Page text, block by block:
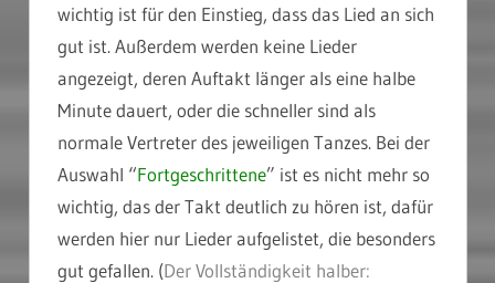
wichtig ist für den Einstieg, dass das Lied an sich
gut ist. Außerdem werden keine Lieder
angezeigt, deren Auftakt länger als eine halbe
Minute dauert, oder die schneller sind als
normale Vertreter des jeweiligen Tanzes. Bei der
Auswahl “Fortgeschrittene” ist es nicht mehr so
wichtig, das der Takt deutlich zu hören ist, dafür
werden hier nur Lieder aufgelistet, die besonders
gut gefallen. (Der Vollständigkeit halber: